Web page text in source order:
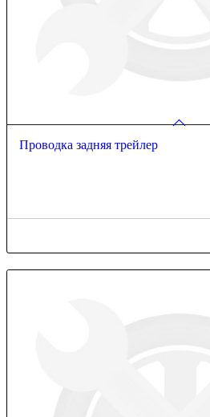
Проводка задняя трейлер